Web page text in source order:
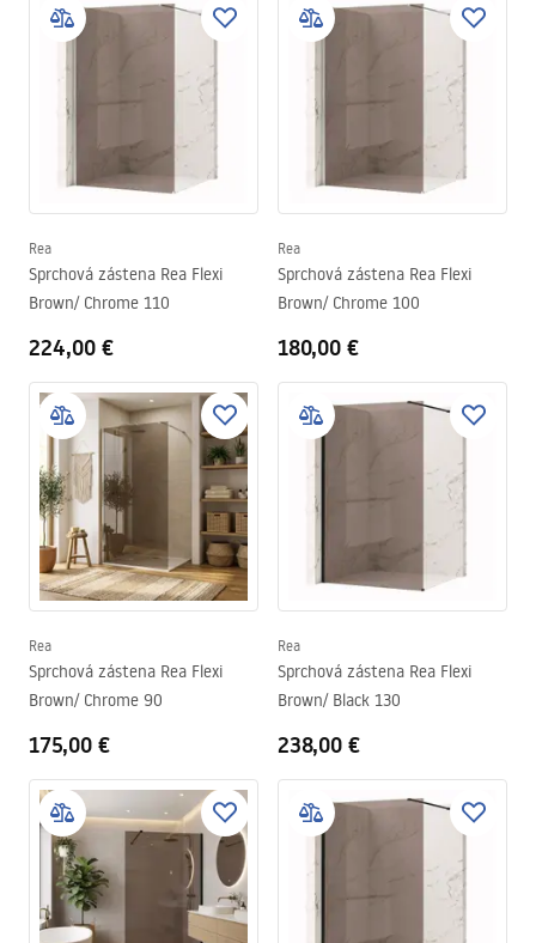
Rea
Sprchová zástena Rea Flexi
Brown/ Chrome 110
224,00 €
Rea
Sprchová zástena Rea Flexi
Brown/ Chrome 100
180,00 €
Rea
Sprchová zástena Rea Flexi
Brown/ Chrome 90
175,00 €
Rea
Sprchová zástena Rea Flexi
Brown/ Black 130
238,00 €